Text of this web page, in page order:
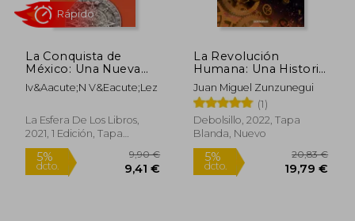
Rápido
La Conquista de
México: Una Nueva
España
Iv&Aacute;N V&Eacute;Lez
La Esfera De Los Libros,
2021, 1 Edición, Tapa
Blanda, Nuevo
La Revolución
Humana: Una Historia
de la Civilización
Juan Miguel Zunzunegui
(1)
Debolsillo, 2022, Tapa
Blanda, Nuevo